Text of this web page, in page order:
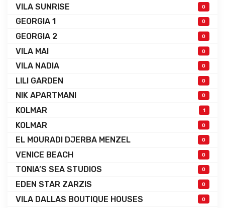
VILA SUNRISE 0
GEORGIA 1 0
GEORGIA 2 0
VILA MAI 0
VILA NADIA 0
LILI GARDEN 0
NIK APARTMANI 0
KOLMAR 1
KOLMAR 0
EL MOURADI DJERBA MENZEL 0
VENICE BEACH 0
TONIA’S SEA STUDIOS 0
EDEN STAR ZARZIS 0
VILA DALLAS BOUTIQUE HOUSES 0